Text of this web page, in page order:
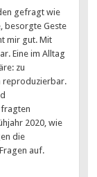
gefragt wie
besorgte Geste
mir gut. Mit
Eine im Alltag
zu
reproduzierbar.
2020, wie
die
auf.